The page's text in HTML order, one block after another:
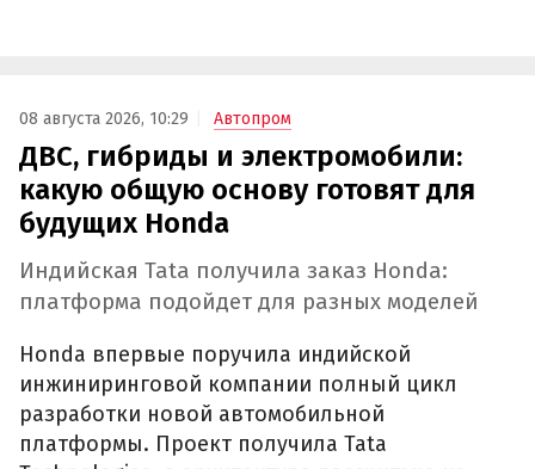
08 августа 2026, 10:29 Автопром
ДВС, гибриды и электромобили:
какую общую основу готовят для
будущих Honda
Индийская Tata получила заказ Honda:
платформа подойдет для разных моделей
Honda впервые поручила индийской
инжиниринговой компании полный цикл
разработки новой автомобильной
платформы. Проект получила Tata